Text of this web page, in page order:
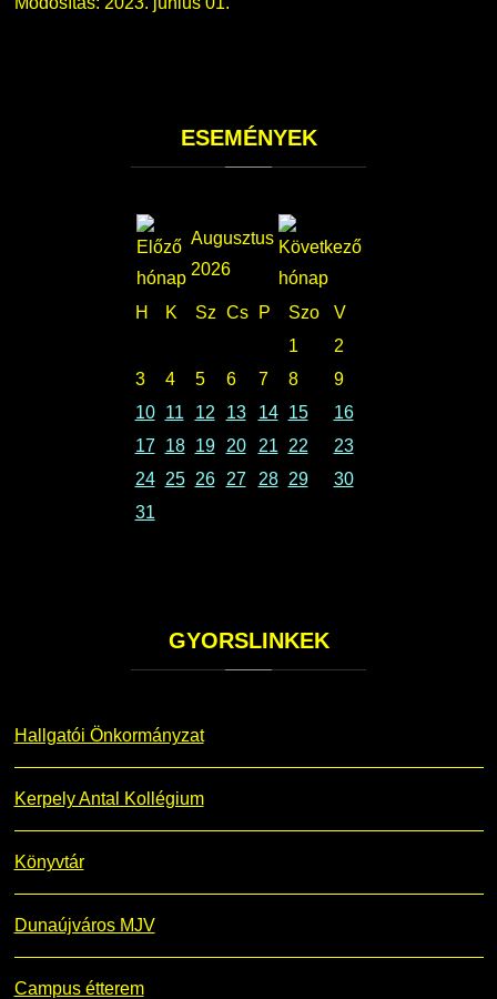
ESEMÉNYEK
Augusztus
2026
H K Sz Cs P Szo
V
1
2
3
4 5 6 7 8
9
10
11 12 13 14 15
16
17
18 19 20 21 22
23
24
25 26 27 28 29
30
31
GYORSLINKEK
Hallgatói Önkormányzat
Kerpely Antal Kollégium
Könyvtár
Dunaújváros MJV
Campus étterem